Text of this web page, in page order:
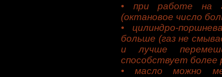
• при работе на
(октановое число
• цилиндро-
больше (газ не
и лучше
способствует более
• масло можно